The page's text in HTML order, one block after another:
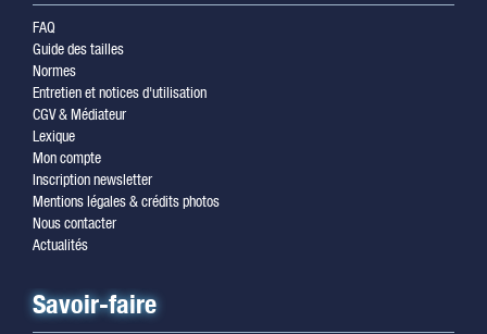
FAQ
Guide des tailles
Normes
Entretien et notices d'utilisation
CGV & Médiateur
Lexique
Mon compte
Inscription newsletter
Mentions légales & crédits photos
Nous contacter
Actualités
Savoir-faire